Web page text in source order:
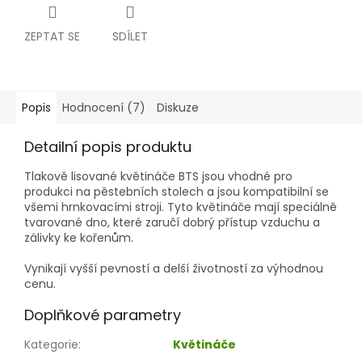
ZEPTAT SE SDÍLET
Popis Hodnocení (7) Diskuze
Detailní popis produktu
Tlakově lisované květináče BTS jsou vhodné pro
produkci na pěstebních stolech a jsou kompatibilní se
všemi hrnkovacími stroji. Tyto květináče mají speciálně
tvarované dno, které zaručí dobrý přístup vzduchu a
zálivky ke kořenům.
Vynikají vyšší pevností a delší životností za výhodnou
cenu.
Doplňkové parametry
Kategorie:
Květináče